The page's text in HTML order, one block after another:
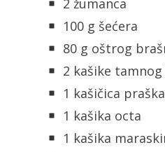
100 g šećera
80 g oštrog
2 kašike tamnog
1 kašičica
1 kašika octa
1 kašika